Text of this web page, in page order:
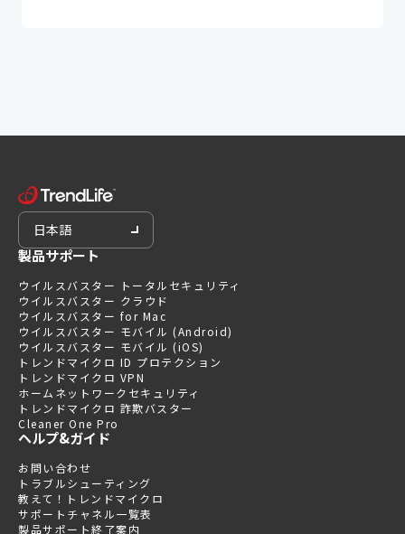
日本語
製品サポート
ウイルスバスター トータルセキュリティ
ウイルスバスター クラウド
ウイルスバスター for Mac
ウイルスバスター モバイル (Android)
ウイルスバスター モバイル (iOS)
トレンドマイクロ ID プロテクション
トレンドマイクロ VPN
ホームネットワークセキュリティ
トレンドマイクロ 詐欺バスター
Cleaner One Pro
ヘルプ&ガイド
お問い合わせ
トラブルシューティング
教えて！トレンドマイクロ
サポートチャネル一覧表
製品サポート終了案内